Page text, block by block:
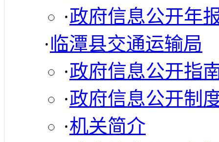
·政府信息公开年
·临潭县交通运输局
·政府信息公开指
·政府信息公开制
·机关简介